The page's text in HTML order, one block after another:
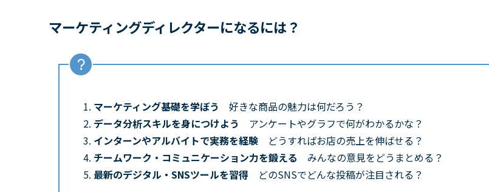
マーケティングディレクターになるには？
マーケティング基礎を学ぼう 好きな商品の魅力は何だろう？
データ分析スキルを身につけよう アンケートやグラフで何がわかるかな？
インターンやアルバイトで実務を経験
どうすればお店の売上を伸ばせる？
チームワーク・コミュニケーション力を鍛える みんなの意見をどうまとめる？
最新のデジタル・SNSツールを習得
どのSNSでどんな投稿が注目される？